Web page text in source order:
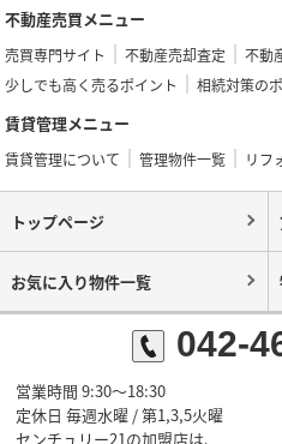
不動産売買メニュー
売買専門サイト 不動産売却査定 不動
少しでも高く売るポイント
相続対策の
賃貸管理メニュー
賃貸管理について 管理物件一覧 リフ
トップページ
お気に入り物件一覧
042-
営業時間 9:30～18:30
定休日 毎週水曜 / 第1,3,5火曜
センチュリー21の加盟店は、